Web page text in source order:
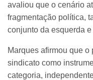
avaliou que o cenário
fragmentação política,
conjunto da esquerda
Marques afirmou que
sindicato como
categoria,